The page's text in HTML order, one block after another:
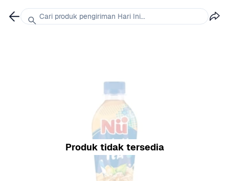
Produk tidak tersedia
Cari produk pengiriman Hari Ini...